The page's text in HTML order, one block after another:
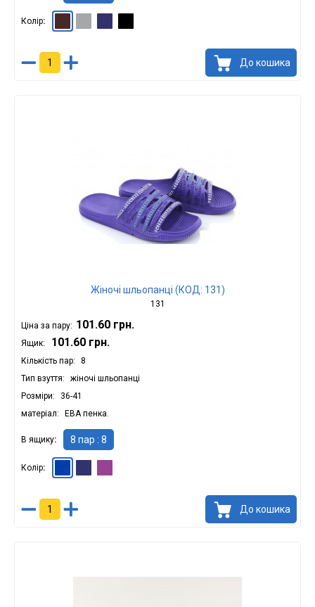
Колір
До кошика
Жіночі шльопанці (КОД: 131)
131
Ціна за пару: 101.60 грн.
Ящик: 101.60 грн.
Кількість пар
8
Тип взуття
жіночі шльопанці
Розміри
36-41
матеріал
ЕВА пенка.
В ящику 8 пар : 8
Колір
До кошика